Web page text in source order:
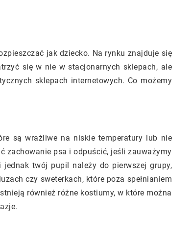
jak dziecko. Na rynku znajduje się
się w nie w stacjonarnych sklepach, ale
sklepach internetowych. Co możemy
są wrażliwe na niskie temperatury lub nie
zachowanie psa i odpuścić, jeśli zauważymy
twój pupil należy do pierwszej grupy,
czy sweterkach, które poza spełnianiem
również różne kostiumy, w które można